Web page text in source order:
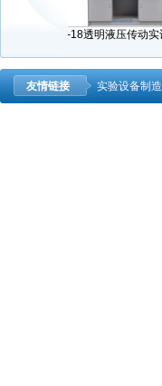
YY-18透明液压传动实训装置
友情链接 实验设备制造